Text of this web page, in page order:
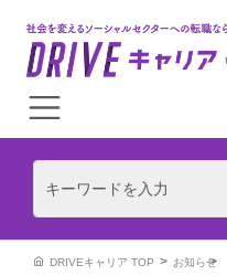
DRIVEキャリア TOP お知らせ